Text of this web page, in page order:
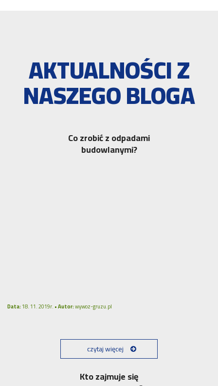
AKTUALNOŚCI Z
NASZEGO BLOGA
Co zrobić z odpadami
budowlanymi?
Data:18. 11. 2019r. •Autor:wywoz-gruzu.pl
czytaj więcej
Kto zajmuje się